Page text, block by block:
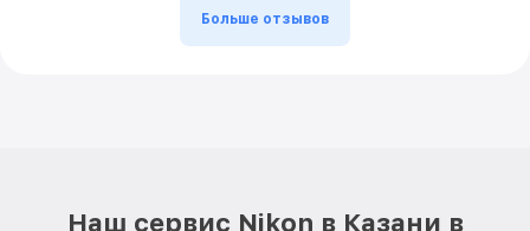
Больше отзывов
Наш сервис Nikon в Казани в